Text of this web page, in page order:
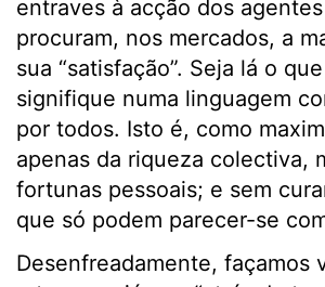
entraves à acção dos
procuram, nos mercados, a
sua “satisfação”. Seja lá o
signifique numa linguagem
por todos. Isto é, como
apenas da riqueza colectiva,
fortunas pessoais; e sem
que só podem parecer-se
Desenfreadamente, façamos